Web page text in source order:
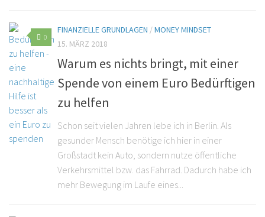
0
FINANZIELLE GRUNDLAGEN /MONEY MINDSET
15. MÄRZ 2018
Warum es nichts bringt, mit einer
Spende von einem Euro Bedürftigen
zu helfen
Schon seit vielen Jahren lebe ich in Berlin. Als
gesunder Mensch benötige ich hier in einer
Großstadt kein Auto, sondern nutze öffentliche
Verkehrsmittel bzw. das Fahrrad. Dadurch habe ich
mehr Bewegung im Laufe eines...